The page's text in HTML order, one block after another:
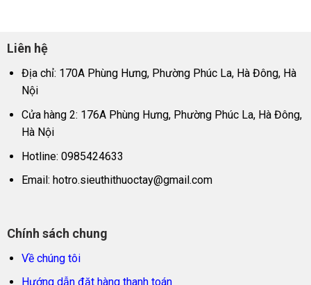
Liên hệ
Địa chỉ: 170A Phùng Hưng, Phường Phúc La, Hà Đông, Hà
Nội
Cửa hàng 2: 176A Phùng Hưng, Phường Phúc La, Hà Đông,
Hà Nội
Hotline: 0985424633
Email: hotro.sieuthithuoctay@gmail.com
Chính sách chung
Về chúng tôi
Hướng dẫn đặt hàng thanh toán